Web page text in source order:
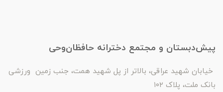
پیش‌دبستان و مجتمع دخترانه حافظان‌وحی
خیابان شهید عراقی، بالاتر از پل شهید همت، جنب زمین ورزشی
بانک ملت، پلاک ۱۰۲